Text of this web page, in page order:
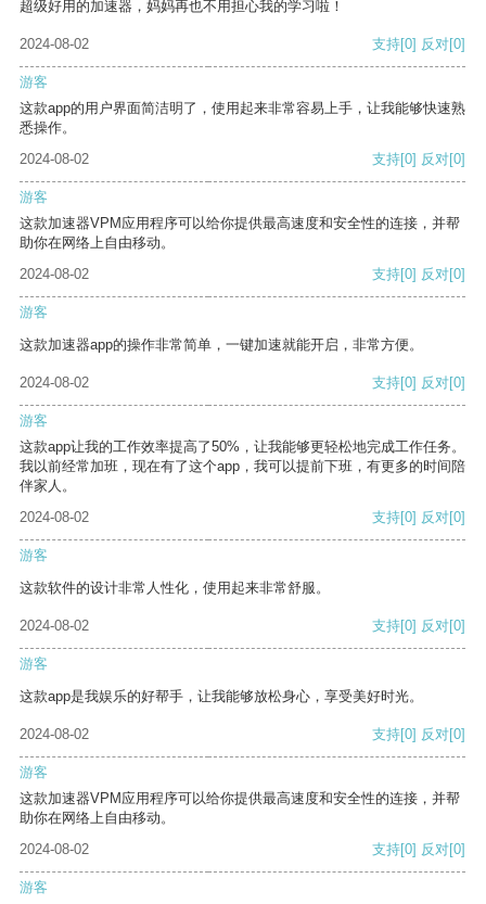
超级好用的加速器，妈妈再也不用担心我的学习啦！
2024-08-02 支持[0] 反对[0]
游客
这款app的用户界面简洁明了，使用起来非常容易上手，让我能够快速熟
悉操作。
2024-08-02
支持[0] 反对[0]
游客
这款加速器VPM应用程序可以给你提供最高速度和安全性的连接，并帮
助你在网络上自由移动。
2024-08-02
支持[0] 反对[0]
游客
这款加速器app的操作非常简单，一键加速就能开启，非常方便。
2024-08-02 支持[0] 反对[0]
游客
这款app让我的工作效率提高了50%，让我能够更轻松地完成工作任务。
我以前经常加班，现在有了这个app，我可以提前下班，有更多的时间陪
伴家人。
2024-08-02
支持[0] 反对[0]
游客
这款软件的设计非常人性化，使用起来非常舒服。
2024-08-02 支持[0] 反对[0]
游客
这款app是我娱乐的好帮手，让我能够放松身心，享受美好时光。
2024-08-02 支持[0] 反对[0]
游客
这款加速器VPM应用程序可以给你提供最高速度和安全性的连接，并帮
助你在网络上自由移动。
2024-08-02
支持[0] 反对[0]
游客